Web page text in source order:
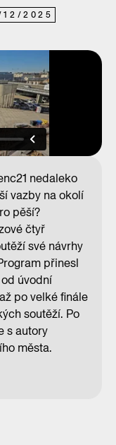
12 /2025
nedaleko
vazby na okolí
pěší?
čtyř
své návrhy
přinesl
úvodní
po velké finále
soutěží. Po
s autory
města.